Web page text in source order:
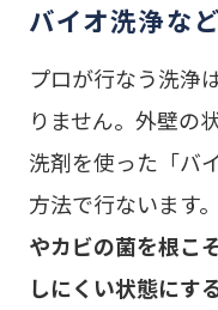
バイオ洗浄な
プロが行なう洗浄
りません。外壁の
洗剤を使った「バ
方法で行ないます。
やカビの菌を根こ
しにくい状態にす